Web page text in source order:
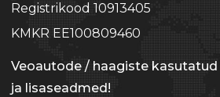
Registrikood 10913405
KMKR EE100809460
Veoautode / haagiste kasutatud
ja lisaseadmed!